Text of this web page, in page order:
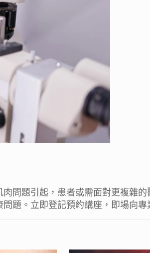
問題引起，患者或需面對更複雜
題。立即登記預約講座，即場向專